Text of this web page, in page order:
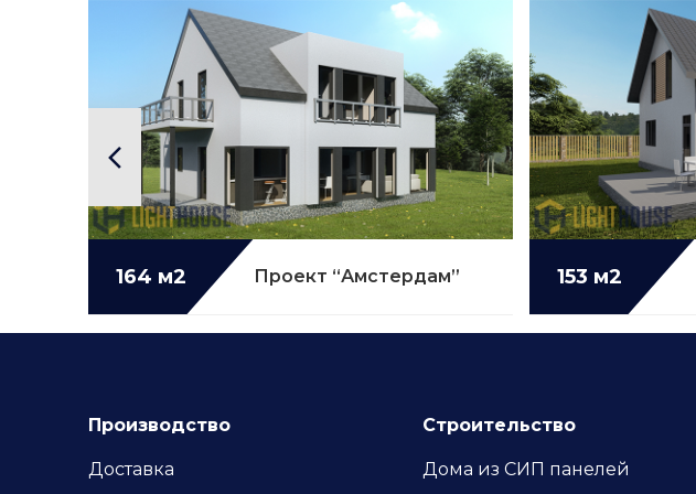
164 м2 Проект “Амстердам”
Подробнее... 153 м2
Производство
Доставка
Строительство
Дома из СИП панелей